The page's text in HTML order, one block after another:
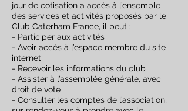
jour de cotisation a accès à l’ensemble
des services et activités proposés par le
Club Caterham France, il peut :
- Participer aux activités
- Avoir accès à l’espace membre du site
internet
- Recevoir les informations du club
- Assister à l’assemblée générale, avec
droit de vote
- Consulter les comptes de l’association,